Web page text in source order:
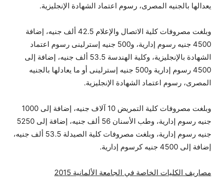
يعدالها بالجنيه المصرى، رسوم اعتماد الشهادة الإنجليزية.
وبلغت مصروفات كلية الاتصال والإعلام 42.5 ألف جنيه، إضافة
4500 جنيه رسوم إدارية، و500 جنيه إسترلينى رسوم اعتماد
الشهادة بالإنجليزية، وكلية الهندسة 53.5 ألف جنيه، إضافة إلى
4500 رسوم إدارية و500 جنيه إسترلينى أو ما يعادلها بالجنيه
المصرى، رسوم اعتماد الشهادة الإنجليزية.
وبلغت مصروفات كلية التمريض 10 آلاف جنيه، إضافة إلى 1000
جنيه رسوم إدارية، وطب الأسنان 56 ألف جنيه، إضافة إلى 5250
جنيه رسوم إدارية، وبلغت مصروفات كلية الصيدلة 53.5 ألف جنيه،
إضافة إلى 4500 جنيه كرسوم إدارية.
مصاريف الكليات الخاصة في الجامعة الألمانية 2015